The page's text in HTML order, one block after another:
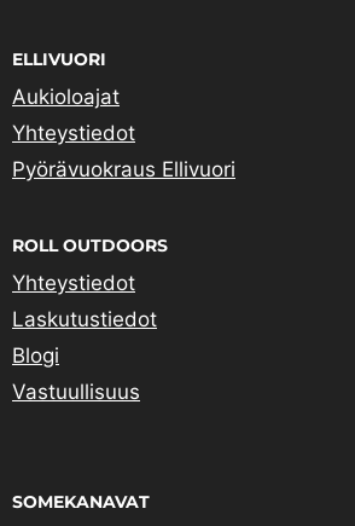
ELLIVUORI
Aukioloajat
Yhteystiedot
Pyörävuokraus Ellivuori
ROLL OUTDOORS
Yhteystiedot
Laskutustiedot
Blogi
Vastuullisuus
SOMEKANAVAT